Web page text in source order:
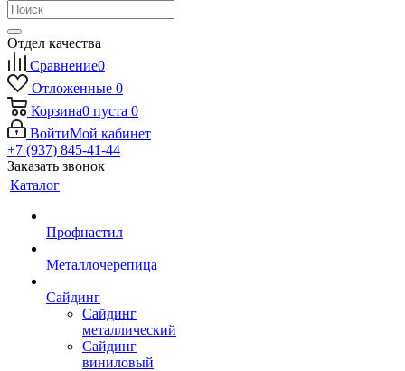
Отдел качества
Сравнение0
Отложенные 0
Корзина0 пуста 0
ВойтиМой кабинет
+7 (937) 845-41-44
Заказать звонок
Каталог
Профнастил
Металлочерепица
Сайдинг
Сайдинг
металлический
Сайдинг
виниловый